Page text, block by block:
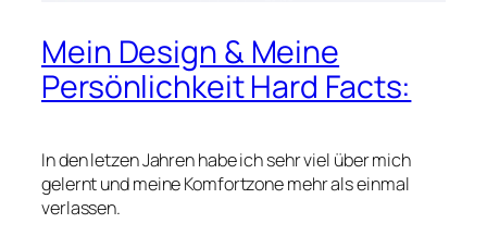
Mein Design & Meine
Persönlichkeit Hard Facts:
In den letzen Jahren habe ich sehr viel über mich
gelernt und meine Komfortzone mehr als einmal
verlassen.